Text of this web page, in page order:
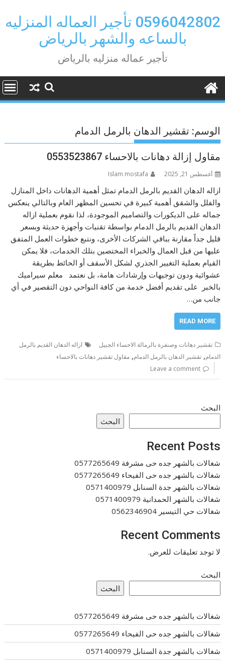
to
content
0596042802 تأجير العماله المنزليه
بالساعه والشهر بالرياض
تأجير عماله منزليه بالرياض
الوسم: تقشير الدهان بالرمل الدمام
مقاول إزالة دهانات بالاحساء 0553523867
أغسطس 21, 2025 Islam mostafa
ازاله الدهان القديم بالرمل الدمام تمثل أهمية الدهانات داخل المنازل
والفلل والشقق أهمية كبيرة في تحسين المظهر العام وبالتالي ينعكس
جماله على الديكورات والتصاميم الموجودة، لذا نقوم بعملية ازاله
الدهان القديم بالرمل الدمام بواسطة تقنيات وأجهزة حديثة وبسعر
قليل جداً مقارنة بباقي الشركات الأخرى، ونتبع خطوات العمل المتفق
عليها من قبل العمال والخبراء المختصين بتلك الخدمات، فلا يمكن
القيام بعملية التغيير الجذري لشكل الأسقف أو الحائط بطريقة
عشوائية ودون توجيهات وإرشادات هامة، بل نعتمد معلم سيراميك
بالخبر على تقديم أفضل خدمة من كافة النواحي دون التقصير في أي
جانب من…
READ MORE
تقشير دهانات وصنفرة بالرمالة الاحساء الجبيل
ازاله الدهان القديم بالرمل
الدمام,تقشير الدهان بالرمل الدمام,مقاول تقشير دهانات بالاحساء
Leave a comment
البحث
البحث
Recent Posts
شغالات بالشهر جده حى مشرفة 0577265649
شغالات بالشهر جده حى الفيحاء 0577265649
شغالات بالشهر جدة السنابل 0571400979
شغالات بالشهر الحمدانية 0571400979
شغالات حي التيسير 0562346904
Recent Comments
لا توجد تعليقات للعرض.
البحث
البحث
شغالات بالشهر جده حى مشرفة 0577265649
شغالات بالشهر جده حى الفيحاء 0577265649
شغالات بالشهر جدة السنابل 0571400979